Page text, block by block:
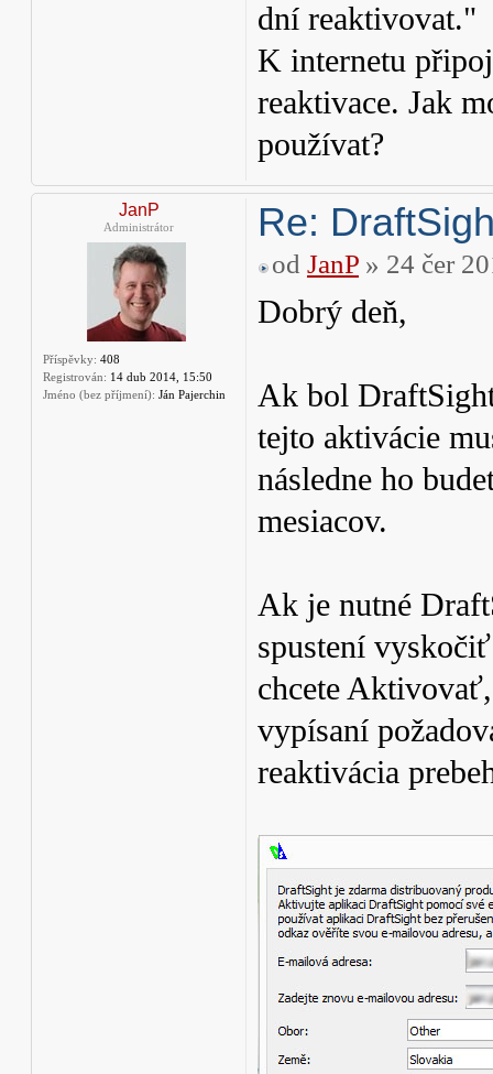
dní reaktivovat."
K internetu
reaktivace. Jak
používat?
JanP
Administrátor
Příspěvky: 408
Registrován: 14 dub 2014, 15:50
Jméno (bez příjmení): Ján Pajerchin
Re:
od JanP » 24 čer
Dobrý deň,
Ak bol
tejto aktivácie
následne ho
mesiacov.
Ak je nutné
spustení
chcete
vypísaní
reaktivácia